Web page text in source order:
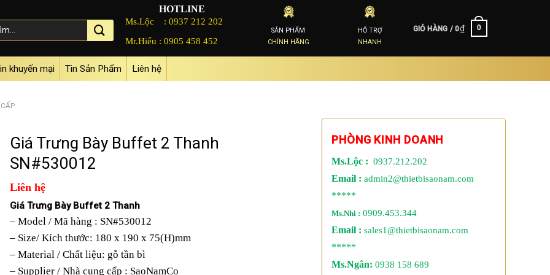
HOTLINE
Ms.Lộc :0937 212 202
Mr.Hiếu :0905 458 452
SẢN PHẨM
CHÍNH HÃNG
HỖ TRỢ
NHANH
GIỎ HÀNG /0₫ 0
khuyến mại Tin Sản Phẩm Liên hệ
PHÒNG KINH DOANH
Ms.Lộc : 0937.212.202
Email : admin2@thietbisaonam.com
*****
Ms.Nhi : 0909.453.344
Email : sales1@thietbisaonam.com
*****
Ms.Ngân: 0938 158 689
Giá Trưng Bày Buffet 2 Thanh
SN#530012
Liên hệ
Giá Trưng Bày Buffet 2 Thanh
– Model / Mã hàng : SN#530012
– Size/ Kích thước: 180 x 190 x 75(H)mm
– Material / Chất liệu: gỗ tần bì
– Supplier / Nhà cung cấp : SaoNamCo